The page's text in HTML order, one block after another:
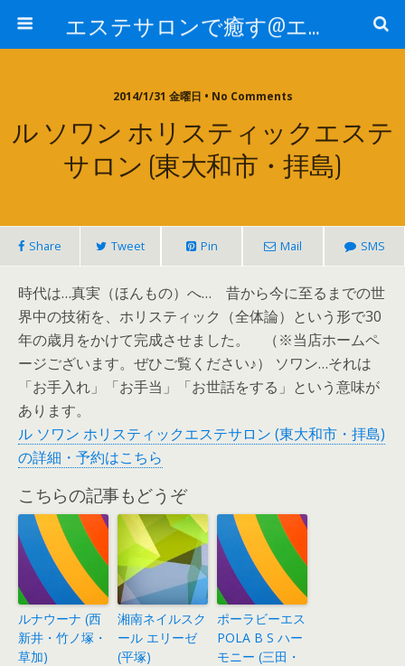
エステサロンで癒す@エステ～全国エステ情報
2014/1/31 金曜日 • No Comments
ル ソワン ホリスティックエステ
サロン (東大和市・拝島)
Share Tweet Pin Mail SMS
時代は…真実（ほんもの）へ… 昔から今に至るまでの世
界中の技術を、ホリスティック（全体論）という形で30
年の歳月をかけて完成させました。 （※当店ホームペ
ージございます。ぜひご覧ください♪） ソワン…それは
「お手入れ」「お手当」「お世話をする」という意味が
あります。
ル ソワン ホリスティックエステサロン (東大和市・拝島)
の詳細・予約はこちら
こちらの記事もどうぞ
ルナウーナ (西
新井・竹ノ塚・
草加)
湘南ネイルスク
ール エリーゼ
(平塚)
ポーラビーエス
POLA B S ハー
モニー (三田・